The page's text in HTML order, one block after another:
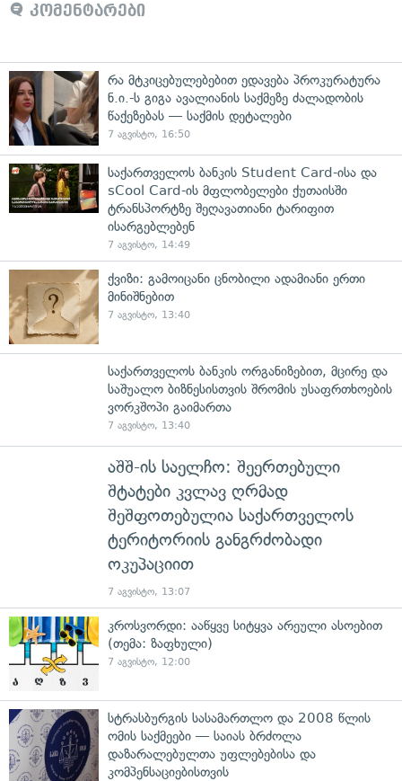
კომენტარები
რა მტკიცებულებებით ედავება პროკურატურა
ნ.ი.-ს გიგა ავალიანის საქმეზე ძალადობის
წაქეზებას — საქმის დეტალები
7 აგვისტო, 16:50
საქართველოს ბანკის Student Card-ისა და
sCool Card-ის მფლობელები ქუთაისში
ტრანსპორტზე შეღავათიანი ტარიფით
ისარგებლებენ
7 აგვისტო, 14:49
ქვიზი: გამოიცანი ცნობილი ადამიანი ერთი
მინიშნებით
7 აგვისტო, 13:40
საქართველოს ბანკის ორგანიზებით, მცირე და
საშუალო ბიზნესისთვის შრომის უსაფრთხოების
ვორკშოპი გაიმართა
7 აგვისტო, 13:40
აშშ-ის საელჩო: შეერთებული
შტატები კვლავ ღრმად
შეშფოთებულია საქართველოს
ტერიტორიის განგრძობადი
ოკუპაციით
7 აგვისტო, 13:07
კროსვორდი: ააწყვე სიტყვა არეული ასოებით
(თემა: ზაფხული)
7 აგვისტო, 12:00
სტრასბურგის სასამართლო და 2008 წლის
ომის საქმეები — საიას ბრძოლა
დაზარალებულთა უფლებებისა და
კომპენსაციებისთვის